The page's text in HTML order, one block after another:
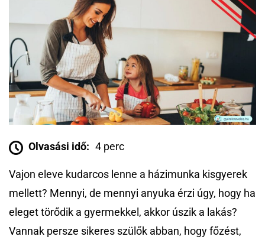
Olvasási idő: 4 perc
Vajon eleve kudarcos lenne a házimunka kisgyerek
mellett? Mennyi, de mennyi anyuka érzi úgy, hogy ha
eleget törődik a gyermekkel, akkor úszik a lakás?
Vannak persze sikeres szülők abban, hogy főzést,